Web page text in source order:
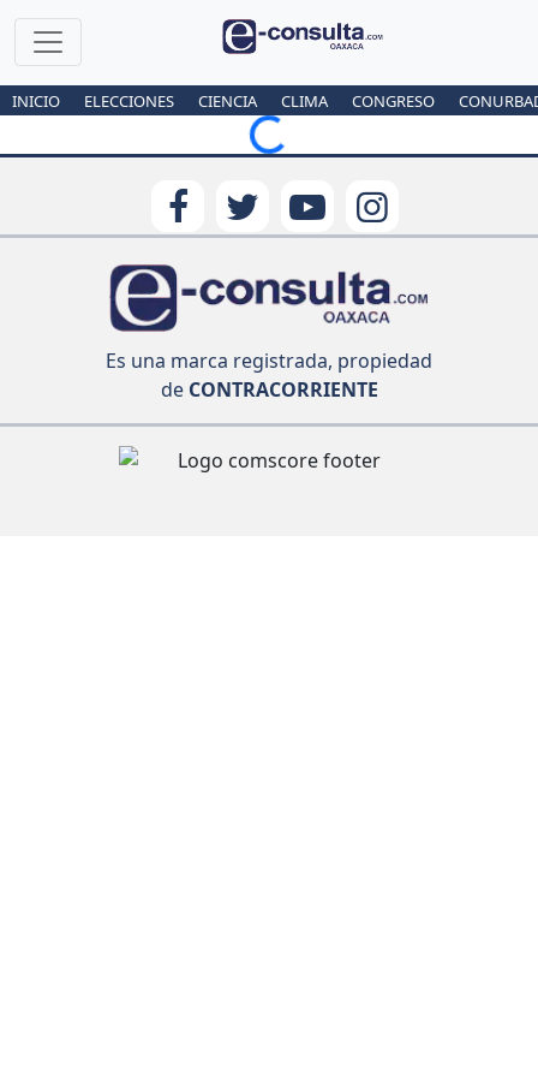
INICIO ELECCIONES CIENCIA CLIMA CONGRESO
Loading...
Es una marca registrada, propiedad
deCONTRACORRIENTE